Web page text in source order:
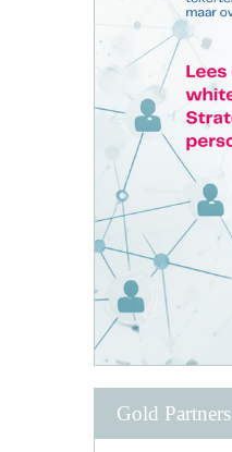
Gold Partners